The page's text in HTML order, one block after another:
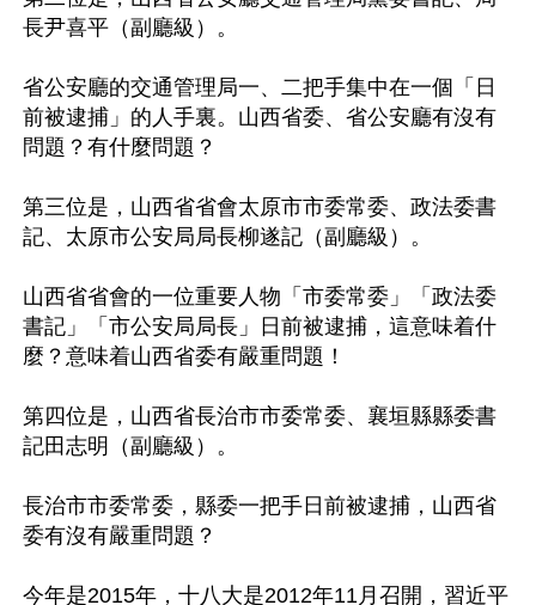
長尹喜平（副廳級）。
省公安廳的交通管理局一、二把手集中在一個「日
前被逮捕」的人手裏。山西省委、省公安廳有沒有
問題？有什麼問題？
第三位是，山西省省會太原市市委常委、政法委書
記、太原市公安局局長柳遂記（副廳級）。
山西省省會的一位重要人物「市委常委」「政法委
書記」「市公安局局長」日前被逮捕，這意味着什
麼？意味着山西省委有嚴重問題！
第四位是，山西省長治市市委常委、襄垣縣縣委書
記田志明（副廳級）。
長治市市委常委，縣委一把手日前被逮捕，山西省
委有沒有嚴重問題？
今年是2015年，十八大是2012年11月召開，習近平